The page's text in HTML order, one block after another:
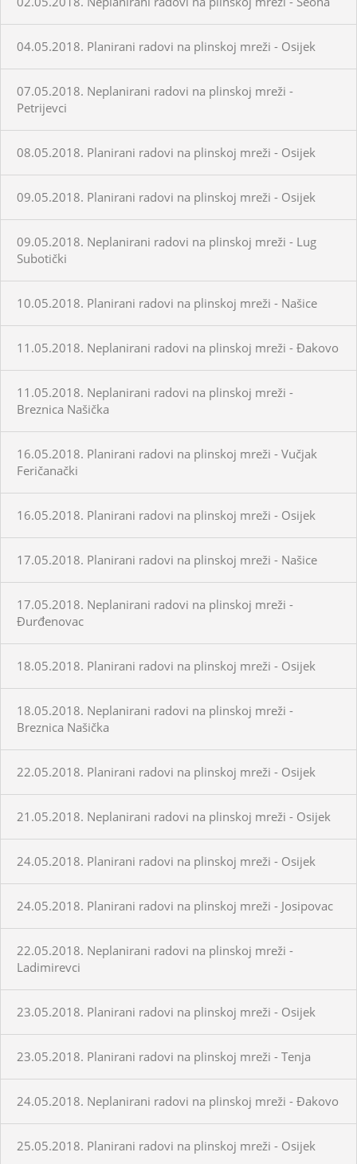
04.05.2018. Planirani radovi na plinskoj mreži - Osijek
07.05.2018. Neplanirani radovi na plinskoj mreži -
Petrijevci
08.05.2018. Planirani radovi na plinskoj mreži - Osijek
09.05.2018. Planirani radovi na plinskoj mreži - Osijek
09.05.2018. Neplanirani radovi na plinskoj mreži - Lug
Subotički
10.05.2018. Planirani radovi na plinskoj mreži - Našice
11.05.2018. Neplanirani radovi na plinskoj mreži - Đakovo
11.05.2018. Neplanirani radovi na plinskoj mreži -
Breznica Našička
16.05.2018. Planirani radovi na plinskoj mreži - Vučjak
Feričanački
16.05.2018. Planirani radovi na plinskoj mreži - Osijek
17.05.2018. Planirani radovi na plinskoj mreži - Našice
17.05.2018. Neplanirani radovi na plinskoj mreži -
Đurđenovac
18.05.2018. Planirani radovi na plinskoj mreži - Osijek
18.05.2018. Neplanirani radovi na plinskoj mreži -
Breznica Našička
22.05.2018. Planirani radovi na plinskoj mreži - Osijek
21.05.2018. Neplanirani radovi na plinskoj mreži - Osijek
24.05.2018. Planirani radovi na plinskoj mreži - Osijek
24.05.2018. Planirani radovi na plinskoj mreži - Josipovac
22.05.2018. Neplanirani radovi na plinskoj mreži -
Ladimirevci
23.05.2018. Planirani radovi na plinskoj mreži - Osijek
23.05.2018. Planirani radovi na plinskoj mreži - Tenja
24.05.2018. Neplanirani radovi na plinskoj mreži - Đakovo
25.05.2018. Planirani radovi na plinskoj mreži - Osijek